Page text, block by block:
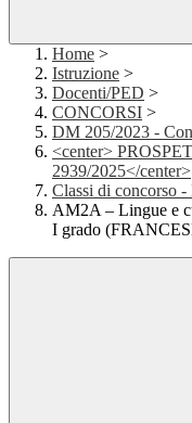
Home >
Istruzione >
Docenti/PED >
CONCORSI >
DM 205/2023 -
<center>
2939/2025</center>
Classi di concorso
AM2A – Lingue e
I grado